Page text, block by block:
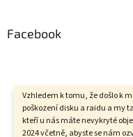
Vzhledem k tomu, že došlo k
poškození disku a raidu a my
kteří u nás máte nevykryté
2024 včetně, abyste se nám
Facebook